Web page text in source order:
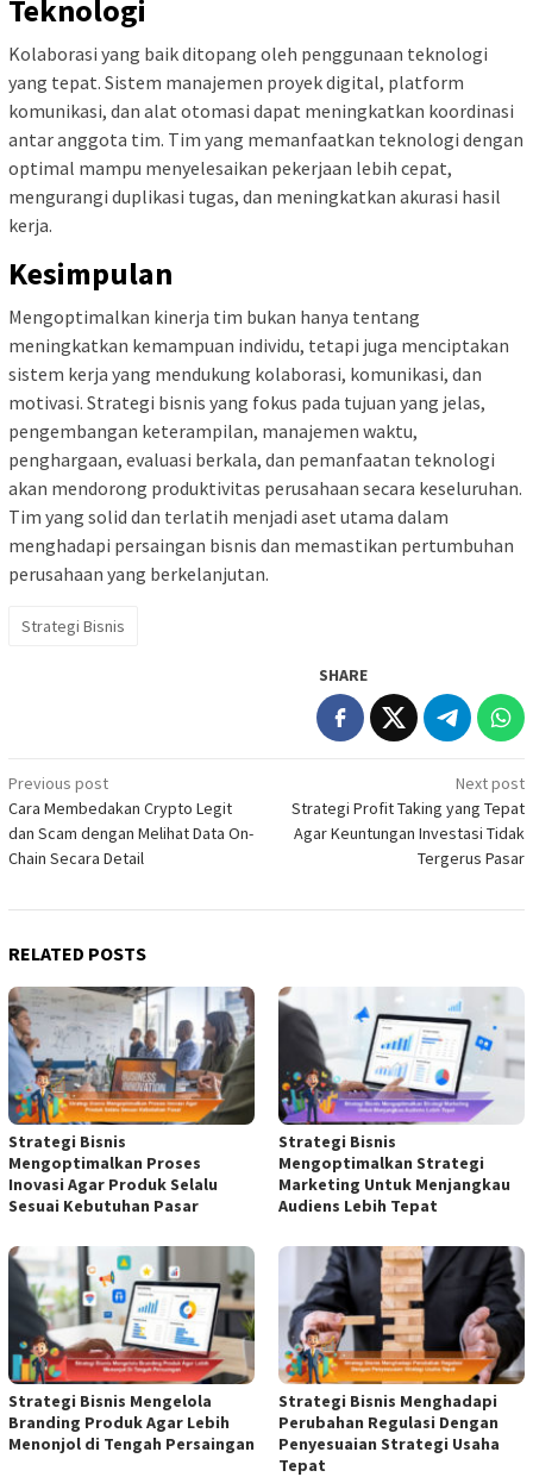
Teknologi
Kolaborasi yang baik ditopang oleh penggunaan teknologi
yang tepat. Sistem manajemen proyek digital, platform
komunikasi, dan alat otomasi dapat meningkatkan koordinasi
antar anggota tim. Tim yang memanfaatkan teknologi dengan
optimal mampu menyelesaikan pekerjaan lebih cepat,
mengurangi duplikasi tugas, dan meningkatkan akurasi hasil
kerja.
Kesimpulan
Mengoptimalkan kinerja tim bukan hanya tentang
meningkatkan kemampuan individu, tetapi juga menciptakan
sistem kerja yang mendukung kolaborasi, komunikasi, dan
motivasi. Strategi bisnis yang fokus pada tujuan yang jelas,
pengembangan keterampilan, manajemen waktu,
penghargaan, evaluasi berkala, dan pemanfaatan teknologi
akan mendorong produktivitas perusahaan secara keseluruhan.
Tim yang solid dan terlatih menjadi aset utama dalam
menghadapi persaingan bisnis dan memastikan pertumbuhan
perusahaan yang berkelanjutan.
Strategi Bisnis
SHARE
Post
navigation
Previous post
Cara Membedakan Crypto Legit
dan Scam dengan Melihat Data On-
Chain Secara Detail
Next post
Strategi Profit Taking yang Tepat
Agar Keuntungan Investasi Tidak
Tergerus Pasar
RELATED POSTS
Strategi Bisnis
Mengoptimalkan Proses
Inovasi Agar Produk Selalu
Sesuai Kebutuhan Pasar
Strategi Bisnis
Mengoptimalkan Strategi
Marketing Untuk Menjangkau
Audiens Lebih Tepat
Strategi Bisnis Mengelola
Branding Produk Agar Lebih
Menonjol di Tengah Persaingan
Strategi Bisnis Menghadapi
Perubahan Regulasi Dengan
Penyesuaian Strategi Usaha
Tepat